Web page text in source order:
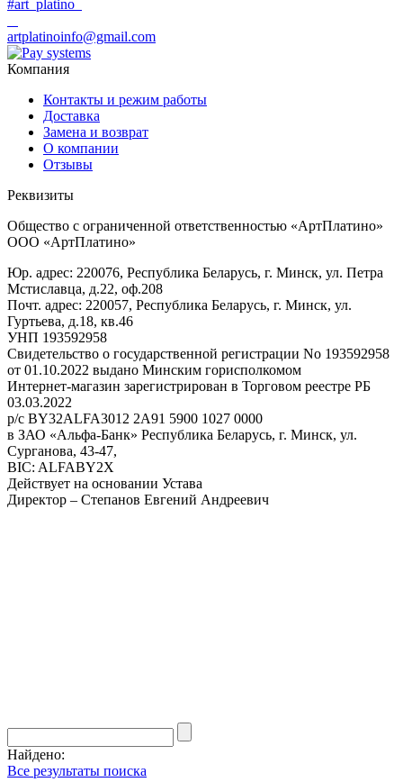
#art_platino
artplatinoinfo@gmail.com
Компания
Контакты и режим работы
Доставка
Замена и возврат
О компании
Отзывы
Реквизиты
Общество с ограниченной ответственностью «АртПлатино»
ООО «АртПлатино»
Юр. адрес: 220076, Республика Беларусь, г. Минск, ул. Петра
Мстиславца, д.22, оф.208
Почт. адрес: 220057, Республика Беларусь, г. Минск, ул.
Гуртьева, д.18, кв.46
УНП 193592958
Свидетельство о государственной регистрации No 193592958
от 01.10.2022 выдано Минским горисполкомом
Интернет-магазин зарегистрирован в Торговом реестре РБ
03.03.2022
р/с BY32ALFA3012 2A91 5900 1027 0000
в ЗАО «Альфа-Банк» Республика Беларусь, г. Минск, ул.
Сурганова, 43-47,
BIC: ALFABY2X
Действует на основании Устава
Директор – Степанов Евгений Андреевич
Найдено:
Все результаты поиска